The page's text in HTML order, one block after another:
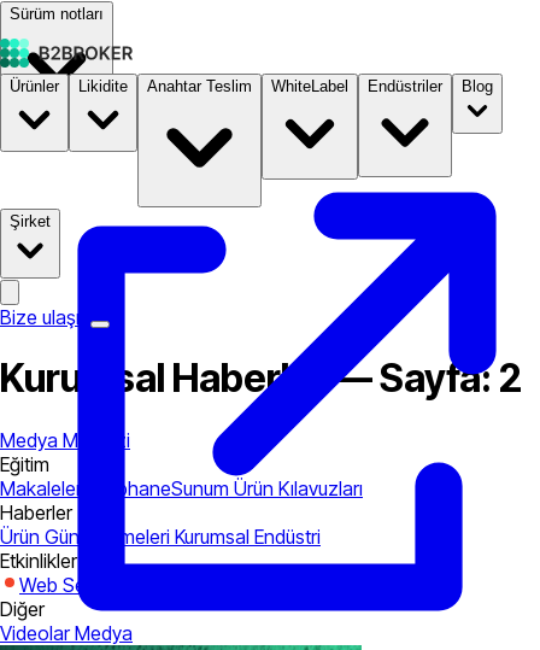
Sürüm notları
Dokümantasyon Fiyatlandırma B2STORE
Ürünler Likidite Anahtar Teslim WhiteLabel Endüstriler Blog
Şirket
Bize ulaşın
Kurumsal Haberler — Sayfa: 2
Medya Merkezi
Eğitim
Makaleler
KütüphaneSunum Ürün Kılavuzları
Haberler
Ürün Güncellemeleri Kurumsal Endüstri
Etkinlikler
Web Seminerleri
Diğer
VideolarMedya